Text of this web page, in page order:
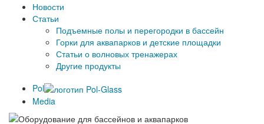
Новости
Статьи
Подъемные полы и перегородки в бассейн
Горки для аквапарков и детские площадки
Статьи о волновых тренажерах
Другие продукты
Pol
Media